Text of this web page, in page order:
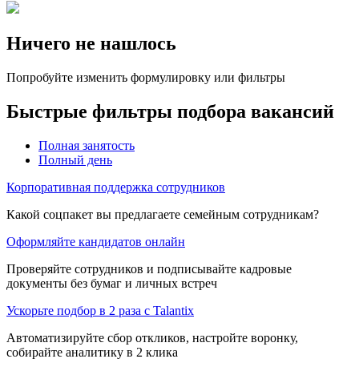
Ничего не нашлось
Попробуйте изменить формулировку или фильтры
Быстрые фильтры подбора вакансий
Полная занятость
Полный день
Корпоративная поддержка сотрудников
Какой соцпакет вы предлагаете семейным сотрудникам?
Оформляйте кандидатов онлайн
Проверяйте сотрудников и подписывайте кадровые
документы без бумаг и личных встреч
Ускорьте подбор в 2 раза с Talantix
Автоматизируйте сбор откликов, настройте воронку,
собирайте аналитику в 2 клика